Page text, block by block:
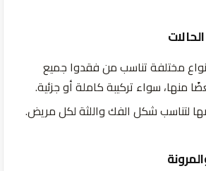
مختلفةتناسبمنفقدوا جميع
منها، سواء تركيبةكاملةأوجزئية.
لتناسبشكل الفكواللثةلكل مريض.